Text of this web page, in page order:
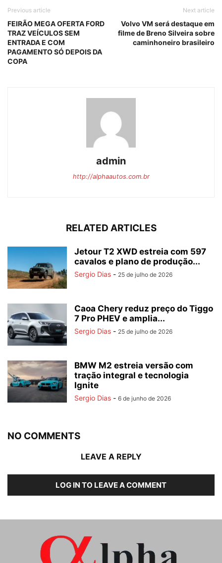
Previous article
FEIRÃO MEGA OFERTA FORD
TRAZ VEÍCULOS SEM
ENTRADA E COM
PAGAMENTO SÓ DEPOIS DA
COPA
Next article
Volvo VM será destaque em
filme de Breno Silveira sobre
caminhoneiro brasileiro
admin
http://alphaautos.com.br
RELATED ARTICLES
Jetour T2 XWD estreia com 597
cavalos e plano de produção...
Sergio Dias - 25 de julho de 2026
Caoa Chery reduz preço do Tiggo
7 Pro PHEV e amplia...
Sergio Dias - 25 de julho de 2026
BMW M2 estreia versão com
tração integral e tecnologia
Ignite
Sergio Dias - 6 de junho de 2026
NO COMMENTS
LEAVE A REPLY
LOG IN TO LEAVE A COMMENT